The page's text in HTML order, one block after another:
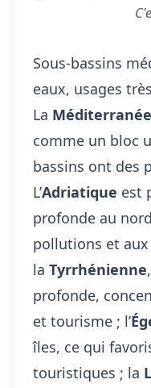
Sous-bassins
eaux, usages
La Méditerranée
comme un bloc
bassins ont des
L’Adriatique est
profonde au
pollutions et
la Tyrrhénienne
profonde,
et tourisme ; l’
îles, ce qui
touristiques ; la